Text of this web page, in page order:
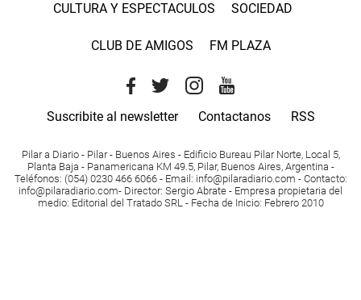
CULTURA Y ESPECTACULOS SOCIEDAD
CLUB DE AMIGOS FM PLAZA
Suscribite al newsletter Contactanos RSS
Pilar a Diario - Pilar - Buenos Aires - Edificio Bureau Pilar Norte, Local 5,
Planta Baja - Panamericana KM 49.5, Pilar, Buenos Aires, Argentina -
Teléfonos: (054) 0230 466 6066 - Email : info@pilaradiario.com - Contacto:
info@pilaradiario.com- Director: Sergio Abrate - Empresa propietaria del
medio: Editorial del Tratado SRL - Fecha de Inicio: Febrero 2010